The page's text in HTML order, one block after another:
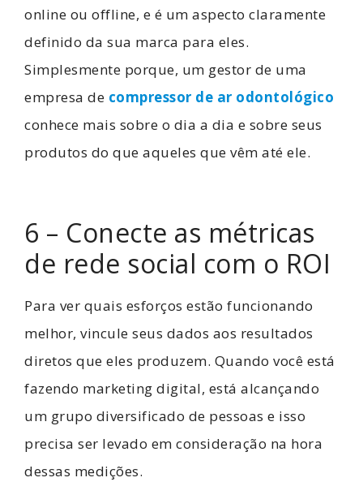
online ou offline, e é um aspecto claramente
definido da sua marca para eles.
Simplesmente porque, um gestor de uma
empresa de compressor de ar odontológico
conhece mais sobre o dia a dia e sobre seus
produtos do que aqueles que vêm até ele.
6 – Conecte as métricas
de rede social com o ROI
Para ver quais esforços estão funcionando
melhor, vincule seus dados aos resultados
diretos que eles produzem. Quando você está
fazendo marketing digital, está alcançando
um grupo diversificado de pessoas e isso
precisa ser levado em consideração na hora
dessas medições.